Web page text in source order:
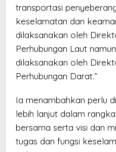
transportasi
keselamatan dan
dilaksanakan oleh
Perhubungan Laut
dilaksanakan oleh
Perhubungan Darat.”
Ia menambahkan perlu
lebih lanjut dalam
bersama serta visi dan
tugas dan fungsi